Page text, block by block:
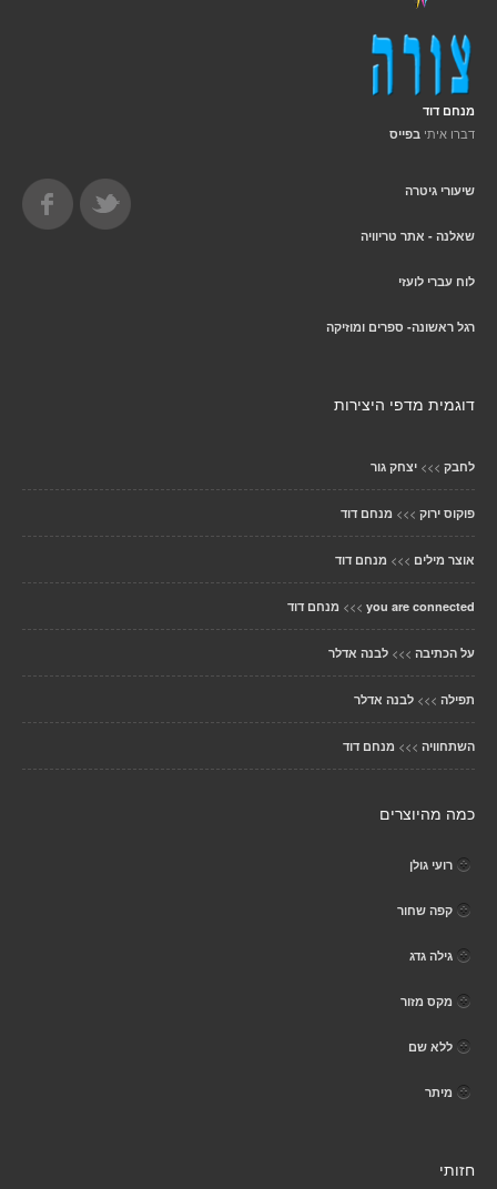
מנחם דוד
דברו איתי בפייס
שיעורי גיטרה
שאלנה - אתר טריוויה
לוח עברי לועזי
רגל ראשונה- ספרים ומוזיקה
דוגמית מדפי היצירות
לחבק >>> יצחק גור
פוקוס ירוק >>> מנחם דוד
אוצר מילים >>> מנחם דוד
you are connected
>>> מנחם דוד
על הכתיבה >>> לבנה אדלר
תפילה >>> לבנה אדלר
השתחוויה >>> מנחם דוד
כמה מהיוצרים
רועי גולן
קפה שחור
גילה גדג
מקס מזור
ללא שם
מיתר
חזותי